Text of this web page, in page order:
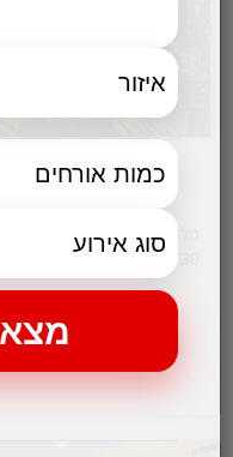
מלון
מלון "הבית בגליל" ממוקם
30 דונם של חורש טבעי
מהיפים בארץ,…